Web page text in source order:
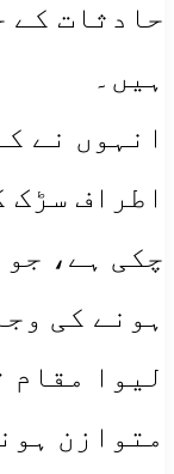
حادثات کے
ہیں۔
انہوں نے
اطراف سڑک
چکی ہے،
ہونے کی
لیوا مقام
متوازن